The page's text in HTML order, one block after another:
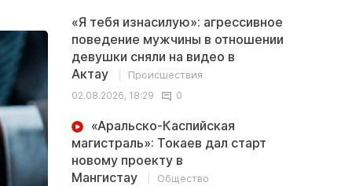
«Я тебя изнасилую»: агрессивное
поведение мужчины в отношении
девушки сняли на видео в
Актау
Происшествия
02.08.2026, 18:29
0
«Аральско-Каспийская
магистраль»: Токаев дал старт
новому проекту в
Мангистау
Общество